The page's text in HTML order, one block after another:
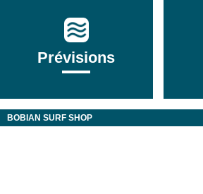
Prévisions
BOBIAN SURF SHOP